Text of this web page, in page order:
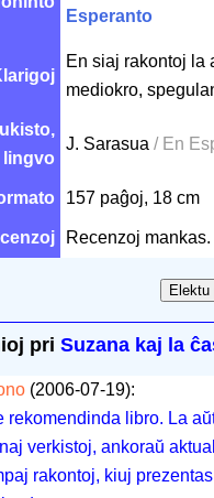
Esperanto
En siaj rakontoj la
mediokro,
lingvo
J. Sarasua / En
157 paĝoj, 18 cm
Recenzoj mankas.
pri Suzana kaj la
(2006-07-19):
rekomendinda libro. La
verkistoj, ankoraŭ
rakontoj, kiuj